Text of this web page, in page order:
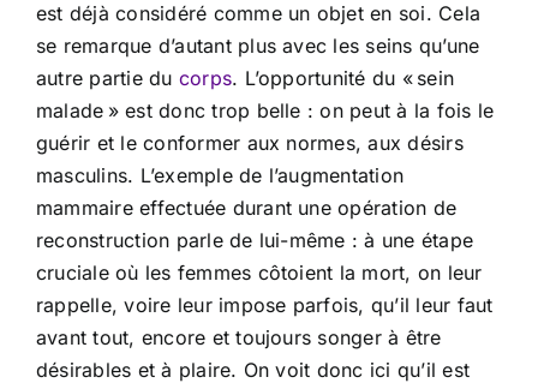
est déjà considéré comme un objet en soi. Cela
se remarque d’autant plus avec les seins qu’une
autre partie du corps. L’opportunité du « sein
malade » est donc trop belle : on peut à la fois le
guérir et le conformer aux normes, aux désirs
masculins. L’exemple de l’augmentation
mammaire effectuée durant une opération de
reconstruction parle de lui-même : à une étape
cruciale où les femmes côtoient la mort, on leur
rappelle, voire leur impose parfois, qu’il leur faut
avant tout, encore et toujours songer à être
désirables et à plaire. On voit donc ici qu’il est